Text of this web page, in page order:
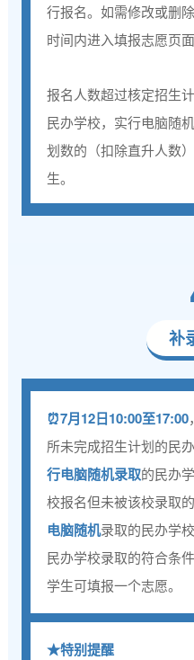
行报名。如需修改或删
时间内进入填报志愿页面
报名人数超过核定招生
民办学校，实行电脑随
划数的（扣除直升人数
生。
补
⏰7月12日10:00至17:00
所未完成招生计划的民
行电脑随机录取的民办
校报名但未被该校录取
电脑随机录取的民办学
民办学校录取的符合条
学生可填报一个志愿。
★特别提醒